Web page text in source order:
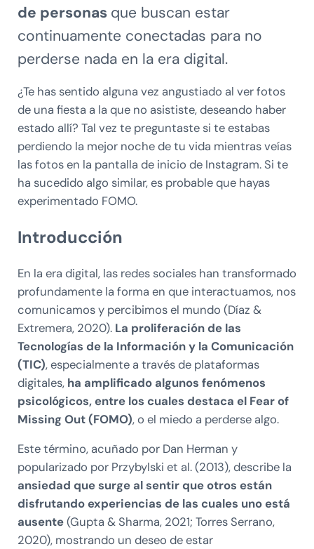
de personas que buscan estar
continuamente conectadas para no
perderse nada en la era digital.
¿Te has sentido alguna vez angustiado al ver fotos
de una fiesta a la que no asististe, deseando haber
estado allí? Tal vez te preguntaste si te estabas
perdiendo la mejor noche de tu vida mientras veías
las fotos en la pantalla de inicio de Instagram. Si te
ha sucedido algo similar, es probable que hayas
experimentado FOMO.
Introducción
En la era digital, las redes sociales han transformado
profundamente la forma en que interactuamos, nos
comunicamos y percibimos el mundo (Díaz &
Extremera, 2020). La proliferación de las
Tecnologías de la Información y la Comunicación
(TIC), especialmente a través de plataformas
digitales, ha amplificado algunos fenómenos
psicológicos, entre los cuales destaca el Fear of
Missing Out (FOMO), o el miedo a perderse algo.
Este término, acuñado por Dan Herman y
popularizado por Przybylski et al. (2013), describe la
ansiedad que surge al sentir que otros están
disfrutando experiencias de las cuales uno está
ausente(Gupta & Sharma, 2021; Torres Serrano,
2020), mostrando un deseo de estar